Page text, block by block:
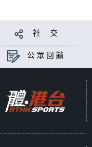
社 交
公眾回饋